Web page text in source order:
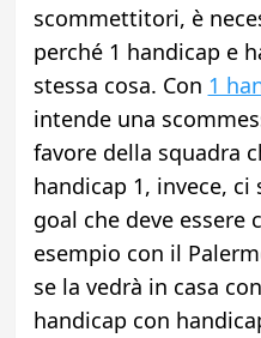
scommettitori, è
perché 1 handicap e
stessa cosa. Con 1
intende una
favore della squadra
handicap 1, invece,
goal che deve essere
esempio con il
se la vedrà in casa
handicap con